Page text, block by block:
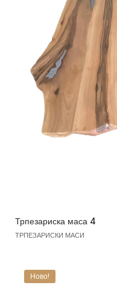
Трпезариска маса 4
ТРПЕЗАРИСКИ МАСИ
Ново!